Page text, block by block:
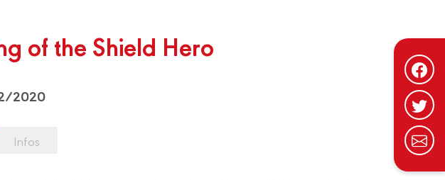
of the Shield Hero
2020
Infos